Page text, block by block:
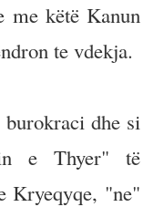
me këtë Kanun
te vdekja.
dhe si
e Thyer" të
Kryeqyqe, "ne"